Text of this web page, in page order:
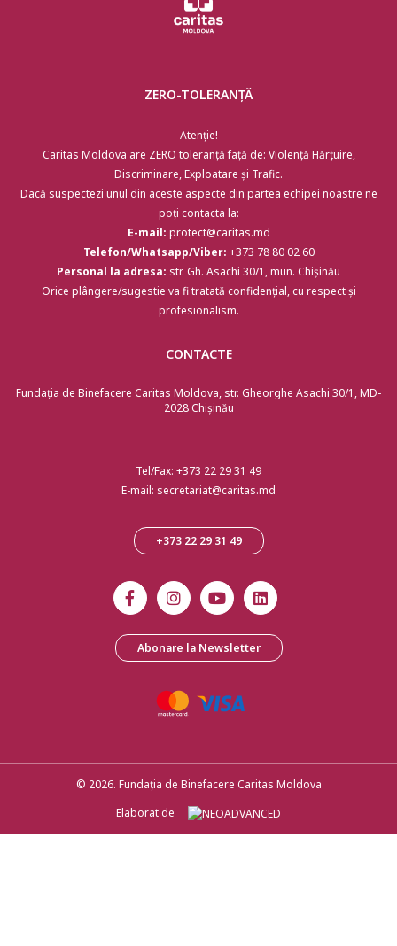
ZERO-TOLERANȚĂ
Atenție!
Caritas Moldova are ZERO toleranță față de: Violență Hărțuire,
Discriminare, Exploatare și Trafic.
Dacă suspectezi unul din aceste aspecte din partea echipei noastre ne
poți contacta la:
E-mail: protect@caritas.md
Telefon/Whatsapp/Viber: +373 78 80 02 60
Personal la adresa: str. Gh. Asachi 30/1, mun. Chișinău
Orice plângere/sugestie va fi tratată confidențial, cu respect și
profesionalism.
CONTACTE
Fundația de Binefacere Caritas Moldova, str. Gheorghe Asachi 30/1, MD-
2028 Chişinău
Tel/Fax: +373 22 29 31 49
E-mail: secretariat@caritas.md
+373 22 29 31 49
Abonare la Newsletter
© 2026. Fundația de Binefacere Caritas Moldova
Elaborat de